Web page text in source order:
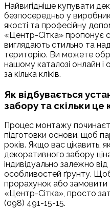
Найвигідніше купувати
безпосередньо у
якості та професійну
«Центр-Сітка» пропонує
виглядають стильно та
територію. Ви можете
нашому каталозі онлайн
за кілька кліків.
Як відбувається
забору та скільки це
Процес монтажу
підготовки основи, щоб
років. Якщо вас цікавить,
декоративного забору
індивідуально залежно
особливостей ґрунту.
прорахунок або замовити
«Центр-Сітка», просто
(098) 491-15-15.